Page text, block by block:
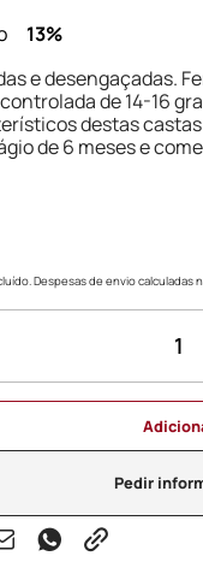
13%
e desengaçadas.
de 14-16
destas
de 6 meses e
Despesas de envio calculadas
Pedir